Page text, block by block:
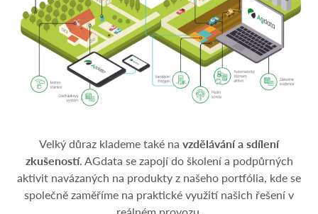
Velký důraz klademe také na vzdělávání a sdílení
zkušeností. AGdata se zapojí do školení a podpůrných
aktivit navázaných na produkty z našeho portfólia, kde se
společně zaměříme na praktické využití našich řešení v